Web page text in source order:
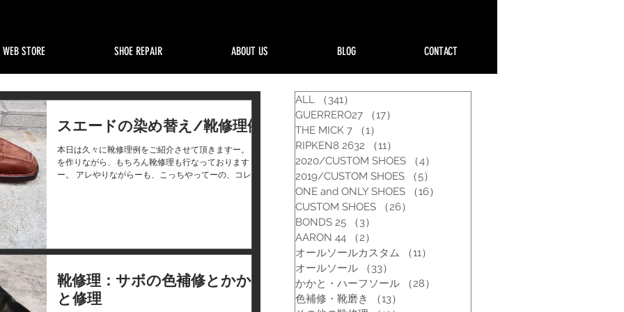
WEB STORE SHOE REPAIR ABOUT US BLOG CONTACT
スエードの染め替え/靴修理例
本日は久々に靴修理例をご紹介させて頂きますー。 靴
を作りながら、もちろん靴修理も行なっております
ー。 アレやりながらーも、こっちやってーの、コレ乾
靴修理：サボの色補修とかか
と修理
ALL （341）
GUERRERO27
（17）
THE MICK 7
（1）
RIPKEN8 2632
（11）
2020/CUSTOM SHOES
（4）
2019/CUSTOM SHOES
（5）
ONE and ONLY SHOES
（16）
CUSTOM SHOES
（26）
BONDS 25
（3）
AARON 44
（2）
オールソールカスタム
（11）
オールソール
（33）
かかと・ハーフソール
（28）
色補修・靴磨き
（13）